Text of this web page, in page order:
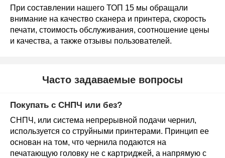
При составлении нашего ТОП 15 мы обращали
внимание на качество сканера и принтера, скорость
печати, стоимость обслуживания, соотношение цены
и качества, а также отзывы пользователей.
Часто задаваемые вопросы
Покупать с СНПЧ или без?
СНПЧ, или система непрерывной подачи чернил,
используется со струйными принтерами. Принцип ее
основан на том, что чернила подаются на
печатающую головку не с картриджей, а напрямую с